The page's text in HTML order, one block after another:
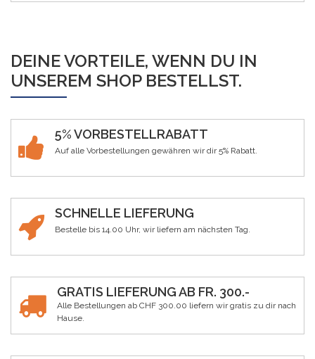
DEINE VORTEILE, WENN DU IN
UNSEREM SHOP BESTELLST.
5% VORBESTELLRABATT
Auf alle Vorbestellungen gewähren wir dir 5% Rabatt.
SCHNELLE LIEFERUNG
Bestelle bis 14.00 Uhr, wir liefern am nächsten Tag.
GRATIS LIEFERUNG AB FR. 300.-
Alle Bestellungen ab CHF 300.00 liefern wir gratis zu dir nach
Hause.